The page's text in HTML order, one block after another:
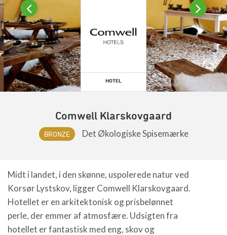
GREEN CAMPING
GREEN ATTRACTION
HOTEL
Comwell Klarskovgaard
BRONZE Det Økologiske Spisemærke
Midt i landet, i den skønne, uspolerede natur ved
Korsør Lystskov, ligger Comwell Klarskovgaard.
Hotellet er en arkitektonisk og prisbelønnet
perle, der emmer af atmosfære. Udsigten fra
hotellet er fantastisk med eng, skov og